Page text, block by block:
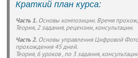
Краткий план курса:
Часть 1. Основы композиции. Время
Теория, 2 задания, рецензии, консультации.
Часть 2. Основы управления Цифровой
прохождения 45 дней.
Теория, 6 уроков , по 3 задания,